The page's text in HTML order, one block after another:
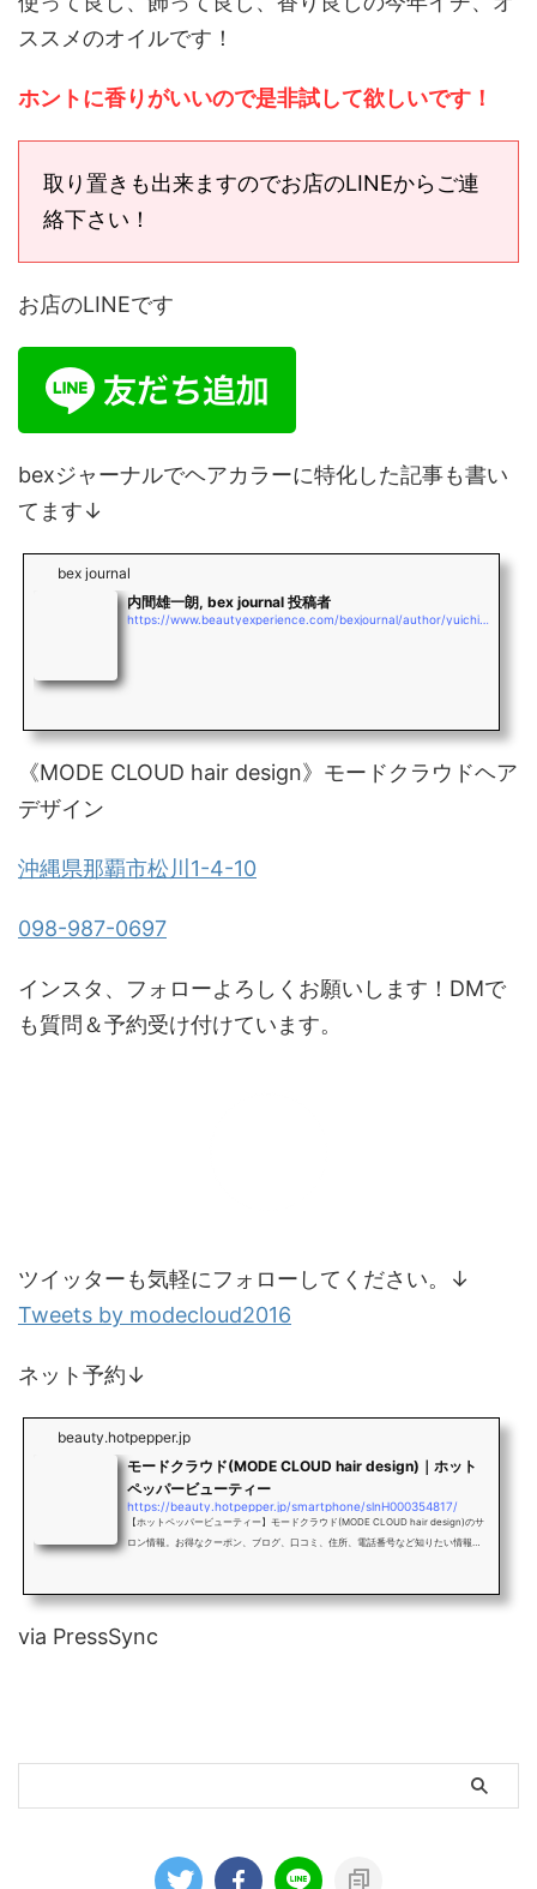
ススメのオイルです！
ホントに香りがいいので是非試して欲しいです！
取り置きも出来ますのでお店のLINEからご連
絡下さい！
お店のLINEです
bexジャーナルでヘアカラーに特化した記事も書い
てます↓
bex journal
内間雄一朗, bex journal 投稿者
《MODE CLOUD hair design》モードクラウドヘア
デザイン
沖縄県那覇市松川1-4-10
098-987-0697
インスタ、フォローよろしくお願いします！DMで
も質問＆予約受け付けています。
ツイッターも気軽にフォローしてください。↓
Tweets by modecloud2016
ネット予約↓
beauty.hotpepper.jp
モードクラウド(MODE CLOUD hair design)｜ホット
ペッパービューティー
https://beauty.hotpepper.jp/smartphone/slnH000354817/
【ホットペッパービューティー】モードクラウド(MODE CLOUD hair design)のサ
ロン情報。お得なクーポン、ブログ、口コミ、住所、電話番号など知りたい情報満
via PressSync